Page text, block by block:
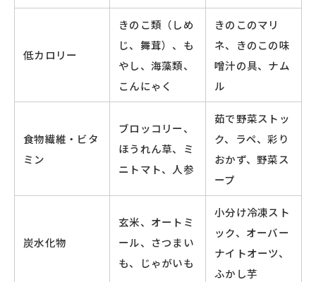
低カロリー
きのこ類（しめ
じ、舞茸）、も
やし、海藻類、
こんにゃく
きのこのマリ
ネ、きのこの味
噌汁の具、ナム
ル
食物繊維・ビタ
ミン
ブロッコリー、
ほうれん草、ミ
ニトマト、人参
茹で野菜ストッ
ク、ラペ、彩り
おかず、野菜ス
ープ
炭水化物
玄米、オートミ
ール、さつまい
も、じゃがいも
小分け冷凍スト
ック、オーバー
ナイトオーツ、
ふかし芋